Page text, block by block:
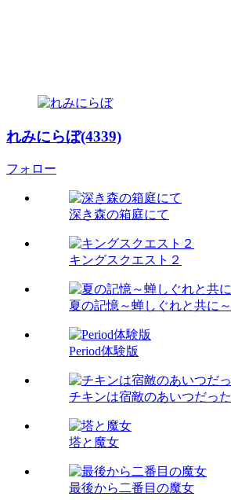
れみにらぼ(4339)
フォロー
深き森の箱庭にて
キングスクエスト２
夏の記憶～蝉しぐれと共に～
Period体験版
チキンは宿敵のあいつだった
塔と魔女
最後から二番目の魔女